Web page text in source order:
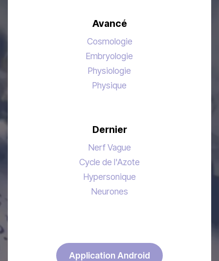
Avancé
Cosmologie
Embryologie
Physiologie
Physique
Dernier
Nerf Vague
Cycle de l'Azote
Hypersonique
Neurones
Application Android